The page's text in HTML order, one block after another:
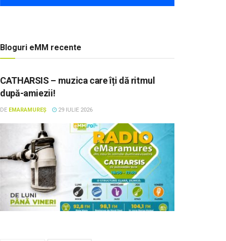
Bloguri eMM recente
CATHARSIS – muzica care îți dă ritmul
după-amiezii!
DE EMARAMUREȘ 29 IULIE 2026